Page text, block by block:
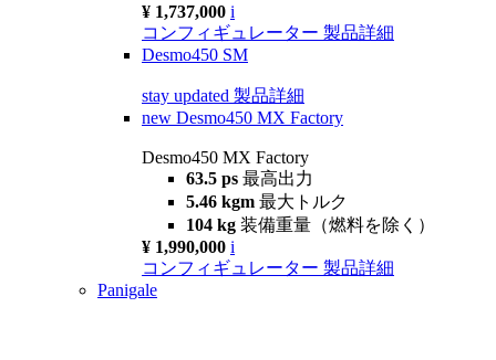
¥ 1,737,000 i
コンフィギュレーター 製品詳細
Desmo450 SM
stay updated 製品詳細
new Desmo450 MX Factory
Desmo450 MX Factory
63.5 ps 最高出力
5.46 kgm 最大トルク
104 kg 装備重量（燃料を除く）
¥ 1,990,000 i
コンフィギュレーター 製品詳細
Panigale